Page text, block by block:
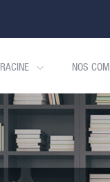
RACINE NOS